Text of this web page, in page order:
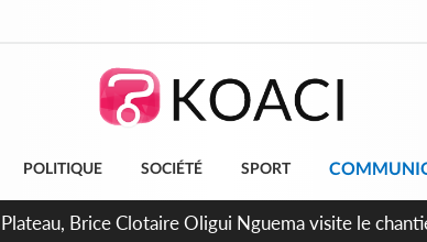
POLITIQUE SOCIÉTÉ SPORT
le franco-ivoirien Siramana Dembélé nommé